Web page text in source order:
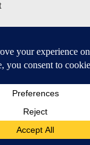
for iOS and Android